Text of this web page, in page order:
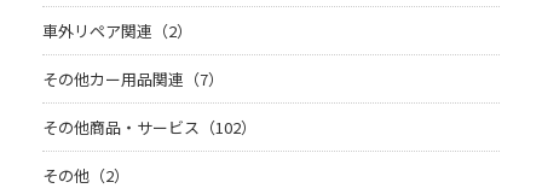
車外リペア関連（2）
その他カー用品関連（7）
その他商品・サービス（102）
その他（2）